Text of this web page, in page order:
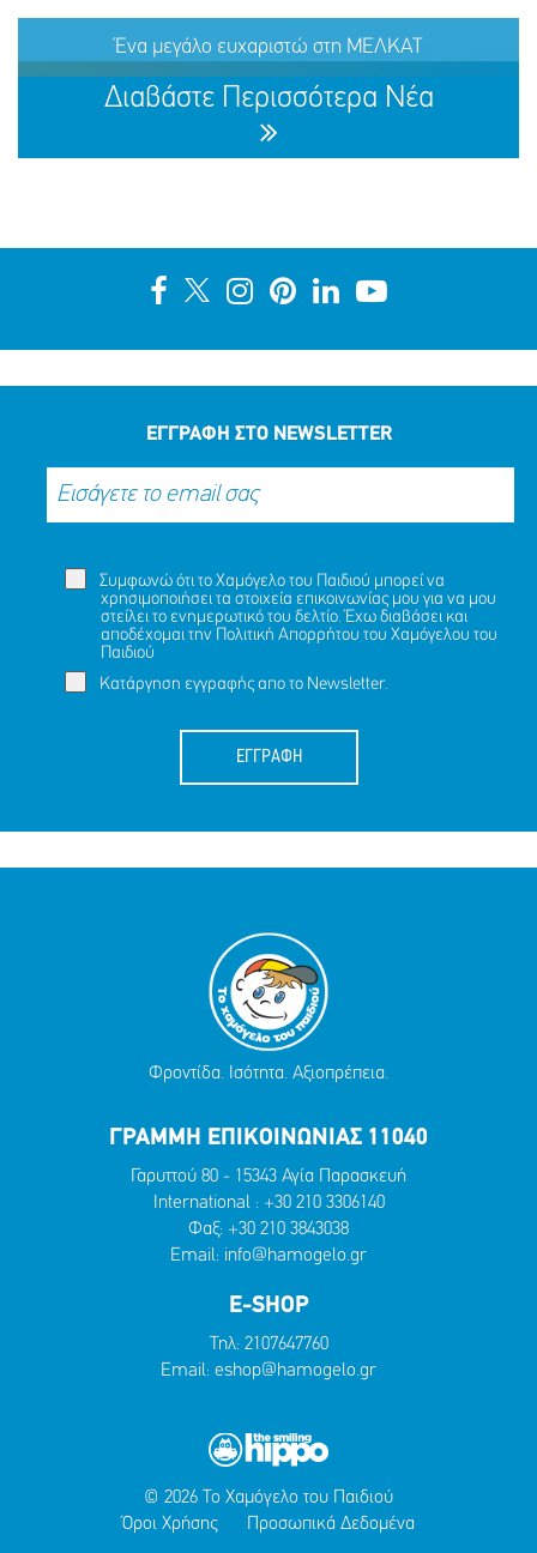
ΜΟΙΡΑΣΟΥ
ΤΟ
ΔΡΑΣΕ
ΤΩΡΑ
Ένα μεγάλο ευχαριστώ στη ΜΕΛΚΑΤ
ΜΟΙΡΑΣΟΥ
ΔΡΑΣΕ
Διαβάστε Περισσότερα Νέα
ΕΓΓΡΑΦΗ ΣΤΟ NEWSLETTER
Συμφωνώ ότι το Χαμόγελο του Παιδιού μπορεί να
χρησιμοποιήσει τα στοιχεία επικοινωνίας μου για να μου
στείλει το ενημερωτικό του δελτίο. Έχω διαβάσει και
αποδέχομαι την
Πολιτική Απορρήτου του Χαμόγελου του
Παιδιού
Κατάργηση εγγραφής απο το Newsletter.
ΕΓΓΡΑΦΗ
Φροντίδα. Ισότητα. Αξιοπρέπεια.
ΓΡΑΜΜΗ ΕΠΙΚΟΙΝΩΝΙΑΣ 11040
Γαρυττού 80 - 15343 Αγία Παρασκευή
International : +30 210 3306140
Φαξ: +30 210 3843038
Email: info@hamogelo.gr
E-SHOP
Τηλ: 2107647760
Email: eshop@hamogelo.gr
© 2026 Το Χαμόγελο του Παιδιού
Όροι Χρήσης
Προσωπικά Δεδομένα